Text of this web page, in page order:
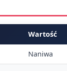
Wartość
Naniwa